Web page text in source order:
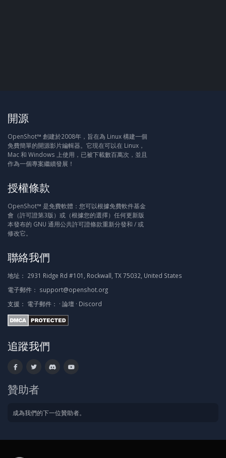
開源
OpenShot™ 創建於2008年，旨在為 Linux 構建一個
免費簡單的開源影片編輯器。它現在可以在 Linux，
Mac 和 Windows 上使用，已被下載數百萬次，並且
作為一個專案繼續發展！
授權條款
OpenShot™ 是免費軟體：您可以根據免費軟件基金
會（許可證第3版）或（根據您的選擇）任何更新版
本發布的 GNU 通用公共許可證條款重新分發和 / 或
修改它。
聯絡我們
地址： 2931 Ridge Rd #101, Rockwall, TX 75032, United States
電子郵件： support@openshot.org
支援： 電子郵件： · 論壇 · Discord
追蹤我們
贊助者
成為我們的下一位贊助者。